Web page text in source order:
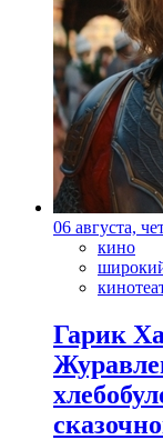
06 августа,
кино
Гарик